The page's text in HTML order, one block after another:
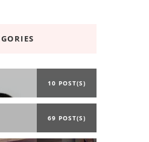
10 POST(S)
69 POST(S)